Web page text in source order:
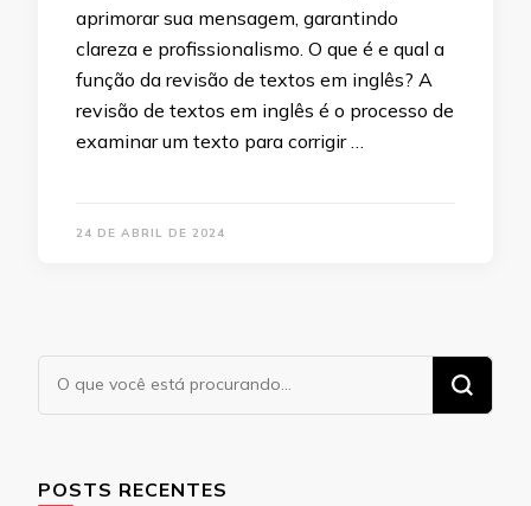
aprimorar sua mensagem, garantindo
clareza e profissionalismo. O que é e qual a
função da revisão de textos em inglês? A
revisão de textos em inglês é o processo de
examinar um texto para corrigir …
24 DE ABRIL DE 2024
Procurando
algo?
POSTS RECENTES